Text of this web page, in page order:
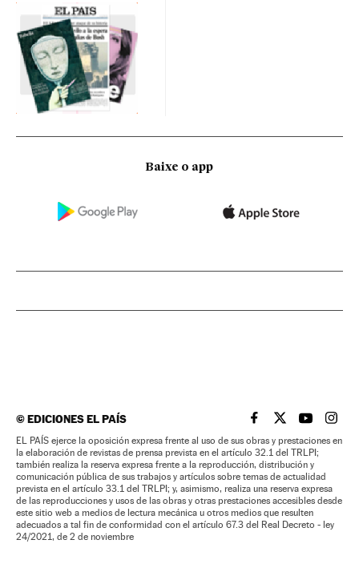
Baixe o app
©EDICIONES EL PAÍS EL PAÍS BRASIL EN
EL PAÍSEL PAÍS
EL
EL PAÍS ejerce la oposición expresa frente al uso de sus obras y prestaciones en
la elaboración de revistas de prensa prevista en el artículo 32.1 del TRLPI;
también realiza la reserva expresa frente a la reproducción, distribución y
comunicación pública de sus trabajos y artículos sobre temas de actualidad
prevista en el artículo 33.1 del TRLPI; y, asimismo, realiza una reserva expresa
de las reproducciones y usos de las obras y otras prestaciones accesibles desde
este sitio web a medios de lectura mecánica u otros medios que resulten
adecuados a tal fin de conformidad con el artículo 67.3 del Real Decreto - ley
24/2021, de 2 de noviembre